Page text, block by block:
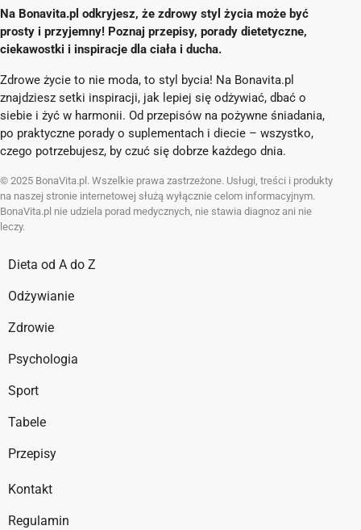
Na Bonavita.pl odkryjesz, że zdrowy styl życia może być
prosty i przyjemny! Poznaj przepisy, porady dietetyczne,
ciekawostki i inspiracje dla ciała i ducha.
Zdrowe życie to nie moda, to styl bycia! Na Bonavita.pl
znajdziesz setki inspiracji, jak lepiej się odżywiać, dbać o
siebie i żyć w harmonii. Od przepisów na pożywne śniadania,
po praktyczne porady o suplementach i diecie – wszystko,
czego potrzebujesz, by czuć się dobrze każdego dnia.
© 2025 BonaVita.pl. Wszelkie prawa zastrzeżone. Usługi, treści i produkty
na naszej stronie internetowej służą wyłącznie celom informacyjnym.
BonaVita.pl nie udziela porad medycznych, nie stawia diagnoz ani nie
leczy.
Dieta od A do Z
Odżywianie
Zdrowie
Psychologia
Sport
Tabele
Przepisy
Kontakt
Regulamin